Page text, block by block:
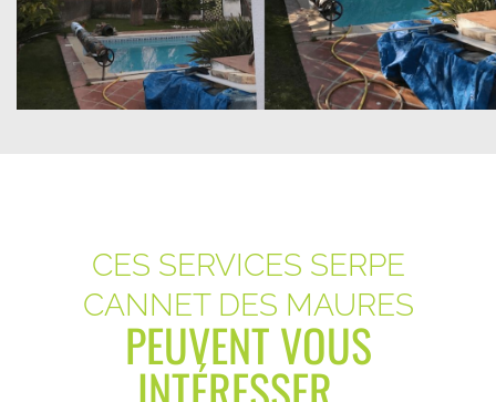
CES SERVICES SERPE
CANNET DES MAURES
PEUVENT VOUS